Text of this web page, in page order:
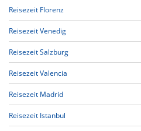
Reisezeit Florenz
Reisezeit Venedig
Reisezeit Salzburg
Reisezeit Valencia
Reisezeit Madrid
Reisezeit Istanbul